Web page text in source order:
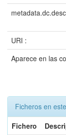
URI :
Aparece en las
Ficheros en
Fichero